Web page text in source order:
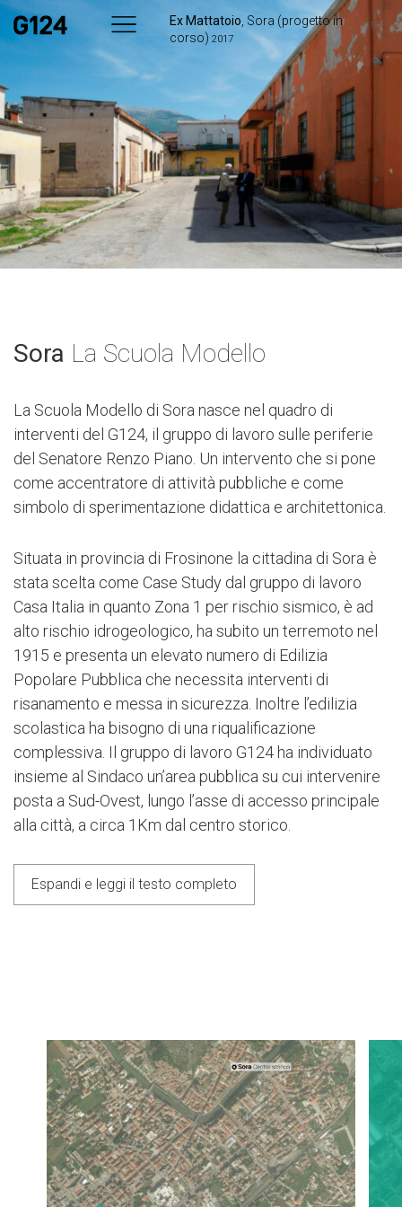
Ex Mattatoio , Sora (progetto in
corso) 2017
Sora La Scuola Modello
La Scuola Modello di Sora nasce nel quadro di
interventi del G124, il gruppo di lavoro sulle periferie
del Senatore Renzo Piano. Un intervento che si pone
come accentratore di attività pubbliche e come
simbolo di sperimentazione didattica e architettonica.
Situata in provincia di Frosinone la cittadina di Sora è
stata scelta come Case Study dal gruppo di lavoro
Casa Italia in quanto Zona 1 per rischio sismico, è ad
alto rischio idrogeologico, ha subito un terremoto nel
1915 e presenta un elevato numero di Edilizia
Popolare Pubblica che necessita interventi di
risanamento e messa in sicurezza. Inoltre l’edilizia
scolastica ha bisogno di una riqualificazione
complessiva. Il gruppo di lavoro G124 ha individuato
insieme al Sindaco un’area pubblica su cui intervenire
posta a Sud-Ovest, lungo l’asse di accesso principale
alla città, a circa 1Km dal centro storico.
Espandi e leggi il testo completo
Next